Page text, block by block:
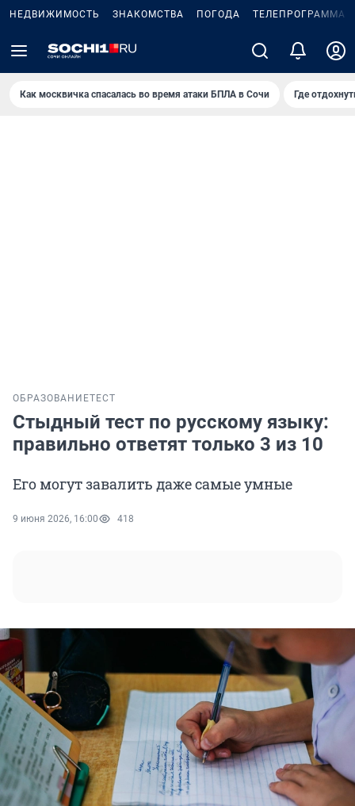
НЕДВИЖИМОСТЬ ЗНАКОМСТВА ПОГОДА ТЕЛЕПРОГРАММА
Как москвичка спасалась во время атаки БПЛА в Сочи Где
ОБРАЗОВАНИЕТЕСТ
Стыдный тест по русскому языку:
правильно ответят только 3 из 10
Его могут завалить даже самые умные
9 июня 2026, 16:00 418